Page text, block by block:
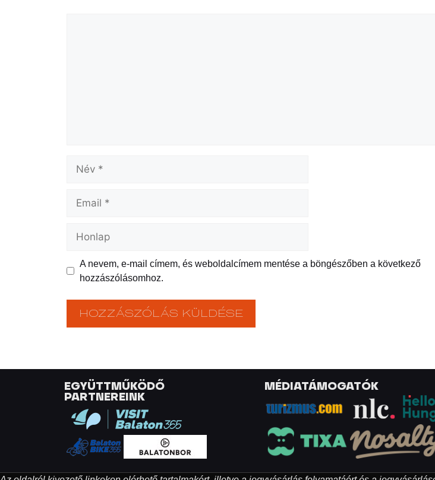
A nevem, e-mail címem, és weboldalcímem mentése a böngészőben a következő
hozzászólásomhoz.
EGYÜTTMŰKÖDŐ
PARTNEREINK
MÉDIATÁMOGATÓK